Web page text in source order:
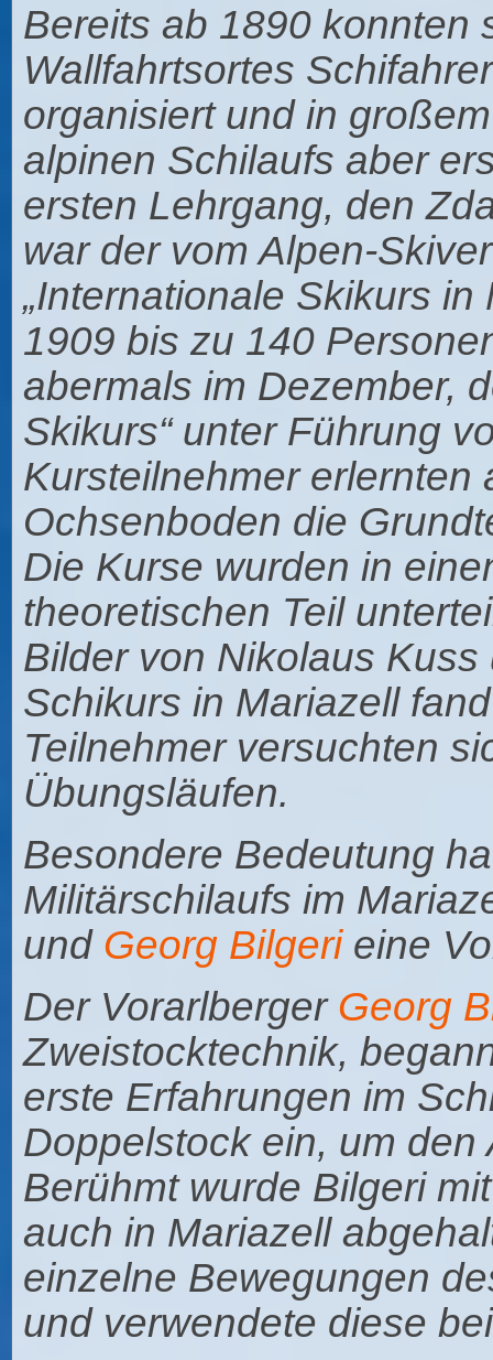
Bereits ab 1890 konnten
Wallfahrtsortes
organisiert und in
alpinen Schilaufs aber
ersten Lehrgang, den
war der vom Alpen-
„Internationale Skikurs
1909 bis zu 140
abermals im Dezember,
Skikurs“ unter Führung
Kursteilnehmer erlernten
Ochsenboden die
Die Kurse wurden in
theoretischen Teil
Bilder von Nikolaus
Schikurs in Mariazell
Teilnehmer versuchten
Übungsläufen.
Besondere Bedeutung
Militärschilaufs im
und Georg Bilgerieine
Der Vorarlberger Georg
Zweistocktechnik,
erste Erfahrungen im
Doppelstock ein, um
Berühmt wurde Bilgeri
auch in Mariazell
einzelne Bewegungen
und verwendete diese